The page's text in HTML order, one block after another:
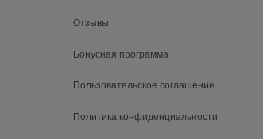
Отзывы
Бонусная программа
Пользовательское соглашение
Политика конфиденциальности